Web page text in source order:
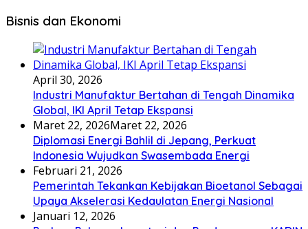
Bisnis dan Ekonomi
April 30, 2026
Industri Manufaktur Bertahan di Tengah Dinamika
Global, IKI April Tetap Ekspansi
Maret 22, 2026Maret 22, 2026
Diplomasi Energi Bahlil di Jepang, Perkuat
Indonesia Wujudkan Swasembada Energi
Februari 21, 2026
Pemerintah Tekankan Kebijakan Bioetanol Sebagai
Upaya Akselerasi Kedaulatan Energi Nasional
Januari 12, 2026